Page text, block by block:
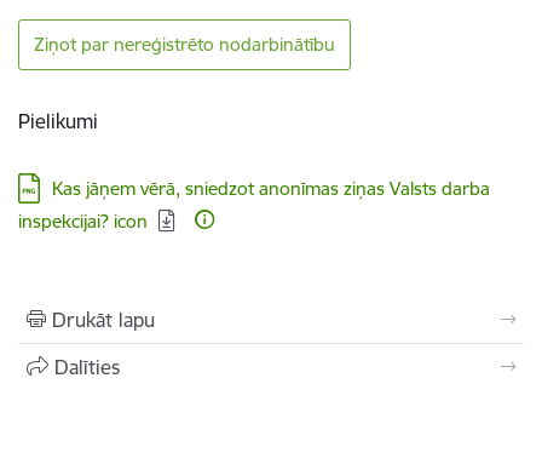
Ziņot par nereģistrēto nodarbinātību
Pielikumi
Lejupielādēt:
Kas jāņem vērā, sniedzot anonīmas ziņas Valsts darba
inspekcijai? icon
Drukāt lapu
Dalīties